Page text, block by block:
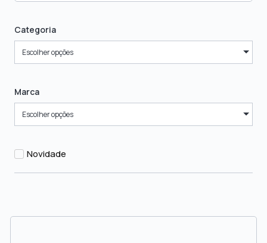
Categoria
Escolher opções
Marca
Escolher opções
Novidade